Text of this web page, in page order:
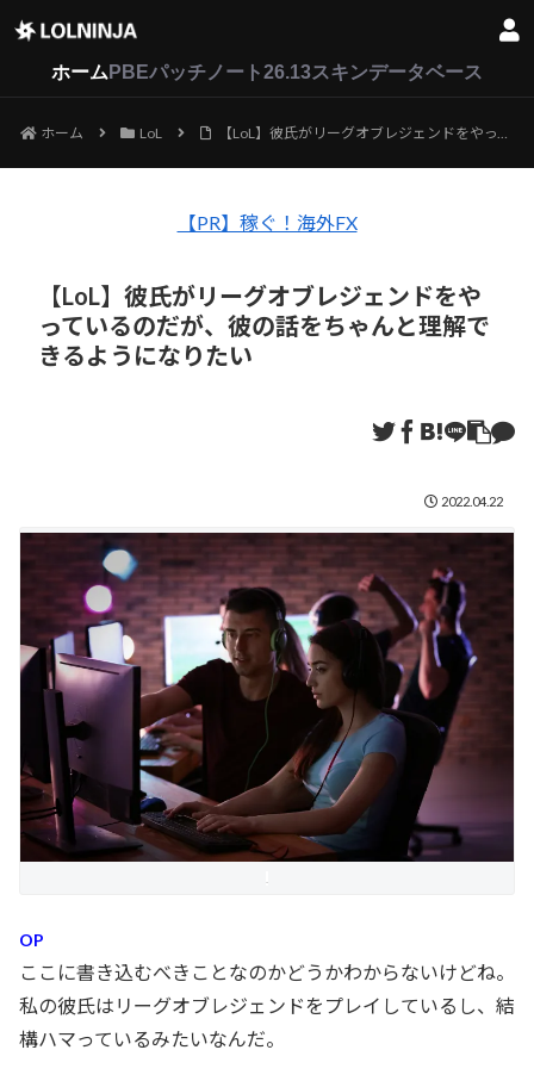
ホーム PBEパッチノート26.13スキンデータベース
ホーム LoL 【LoL】彼氏がリーグオブレジェンドをやっているのだが、彼の話をちゃんと理解できるようになりたい
【PR】稼ぐ！海外FX
【LoL】彼氏がリーグオブレジェンドをや
っているのだが、彼の話をちゃんと理解で
きるようになりたい
2022.04.22
OP
ここに書き込むべきことなのかどうかわからないけどね。
私の彼氏はリーグオブレジェンドをプレイしているし、結
構ハマっているみたいなんだ。